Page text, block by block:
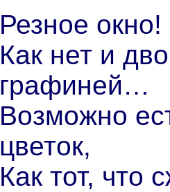
Резное
Как нет и
графиней…
Возможно
цветок,
Как тот, что